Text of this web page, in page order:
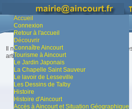
Accueil
Connexion
Retour à l'accueil
Découvrir
Connaître Aincourt
Tourisme à Aincourt
Le Jardin Japonais
La Chapelle Saint Sauveur
Le lavoir de Lesseville
Les Dessins de Talby
Histoire
Histoire d'Aincourt
Accès à Aincourt et Situation Géographique
Vous êtes ici : bibliotheque
Il n'y a aucun article dans cette catégorie. Si
articles.